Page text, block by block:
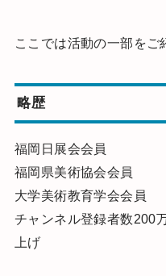
ここでは活動の一部をご
略歴
福岡日展会会員
福岡県美術協会会員
大学美術教育学会会員
チャンネル登録者数200
上げ